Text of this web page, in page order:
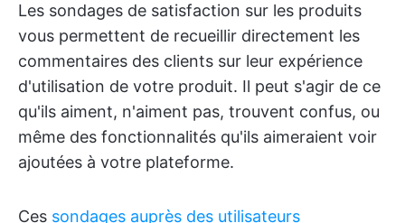
Les sondages de satisfaction sur les produits
vous permettent de recueillir directement les
commentaires des clients sur leur expérience
d'utilisation de votre produit. Il peut s'agir de ce
qu'ils aiment, n'aiment pas, trouvent confus, ou
même des fonctionnalités qu'ils aimeraient voir
ajoutées à votre plateforme.
Ces sondages auprès des utilisateurs